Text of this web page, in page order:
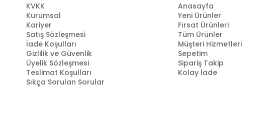
KVKK
Kurumsal
Kariyer
Satış Sözleşmesi
İade Koşulları
Gizlilik ve Güvenlik
Üyelik Sözleşmesi
Teslimat Koşulları
Sıkça Sorulan Sorular
Anasayfa
Yeni Ürünler
Fırsat Ürünleri
Tüm Ürünler
Müşteri Hizmetleri
Sepetim
Sipariş Takip
Kolay İade